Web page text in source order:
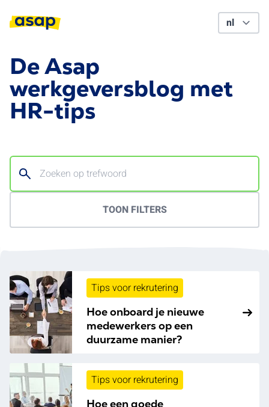
De Asap
werkgeversblog met
HR-tips
TOON FILTERS
Tips voor rekrutering
Hoe onboard je nieuwe
medewerkers op een
duurzame manier?
Tips voor rekrutering
Hoe een goede